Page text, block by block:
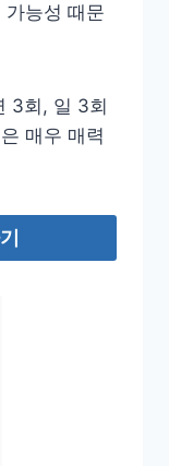
가능성 때문
3회, 일 3회
매우 매력